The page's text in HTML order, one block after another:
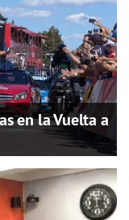
en la Vuelta a